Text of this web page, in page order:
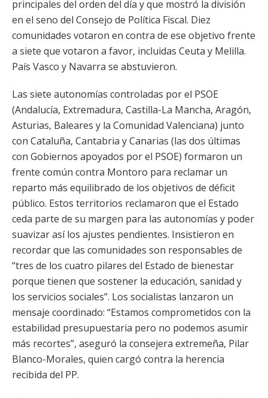
principales del orden del día y que mostró la división
en el seno del Consejo de Política Fiscal. Diez
comunidades votaron en contra de ese objetivo frente
a siete que votaron a favor, incluidas Ceuta y Melilla.
País Vasco y Navarra se abstuvieron.
Las siete autonomías controladas por el PSOE
(Andalucía, Extremadura, Castilla-La Mancha, Aragón,
Asturias, Baleares y la Comunidad Valenciana) junto
con Cataluña, Cantabria y Canarias (las dos últimas
con Gobiernos apoyados por el PSOE) formaron un
frente común contra Montoro para reclamar un
reparto más equilibrado de los objetivos de déficit
público. Estos territorios reclamaron que el Estado
ceda parte de su margen para las autonomías y poder
suavizar así los ajustes pendientes. Insistieron en
recordar que las comunidades son responsables de
“tres de los cuatro pilares del Estado de bienestar
porque tienen que sostener la educación, sanidad y
los servicios sociales”. Los socialistas lanzaron un
mensaje coordinado: “Estamos comprometidos con la
estabilidad presupuestaria pero no podemos asumir
más recortes”, aseguró la consejera extremeña, Pilar
Blanco-Morales, quien cargó contra la herencia
recibida del PP.